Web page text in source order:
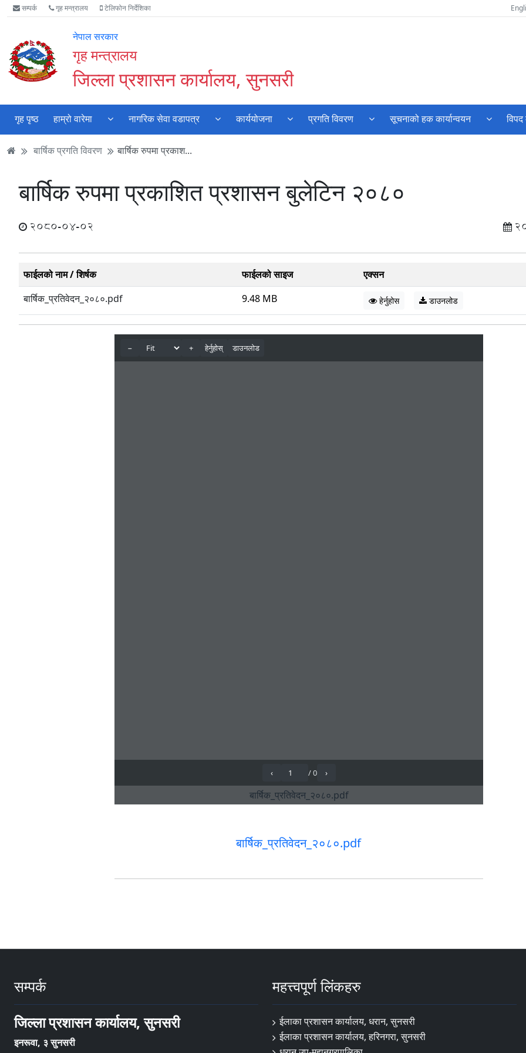
Accessibility
Mode
गर्नुहोस्
मुख्य
सामाग्री
मुख्य
नेभिगेसन
वेबसाइट
खोजमा
सम्पर्क गृह मन्त्रालय टेलिफोन निर्देशिका
नेपाल सरकार
गृह मन्त्रालय
जिल्ला प्रशासन कार्यालय, सुनसरी
गृह पृष्ठ हाम्रो वारेमा नागरिक सेवा वडापत्र कार्ययोजना प्रगति विवरण सूचनाको हक कार्यान्वयन
बार्षिक प्रगति विवरण बार्षिक रुपमा प्रकाश...
बार्षिक रुपमा प्रकाशित प्रशासन बुलेटिन २०८०
2080-04-02
फाईलको नाम / शिर्षक फाईलको साइज
एक्सन
बार्षिक_प्रतिवेदन_२०८०.pdf
9.48 MB हेर्नुहोस डाउनलोड
बार्षिक_प्रतिवेदन_२०८०.pdf
सम्पर्क
जिल्ला प्रशासन कार्यालय, सुनसरी
इनरूवा, ३ सुनसरी
महत्त्वपूर्ण लिंकहरु
ईलाका प्रशासन कार्यालय, धरान, सुनसरी
ईलाका प्रशासन कार्यालय, हरिनगरा, सुनसरी